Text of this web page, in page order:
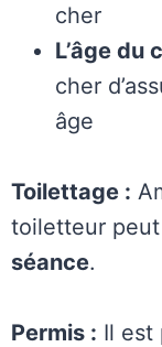
cher
L’âge du
cher
âge
Toilettage :
toiletteur
séance.
Permis : Il est